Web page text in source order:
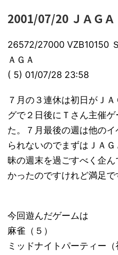
2001/07/20 ＪＡＧＡ
26572/27000 VZB10150
ＡＧＡ
( 5) 01/07/28 23:58
７月の３連休は初日がＪ
グで２日後にＴさん主催
た。７月最後の週は他の
られないのでまずはＪＡ
昧の週末を過ごすべく企
かったのですけれど満足で
今回遊んだゲームは
麻雀（５）
ミッドナイトパーティー（